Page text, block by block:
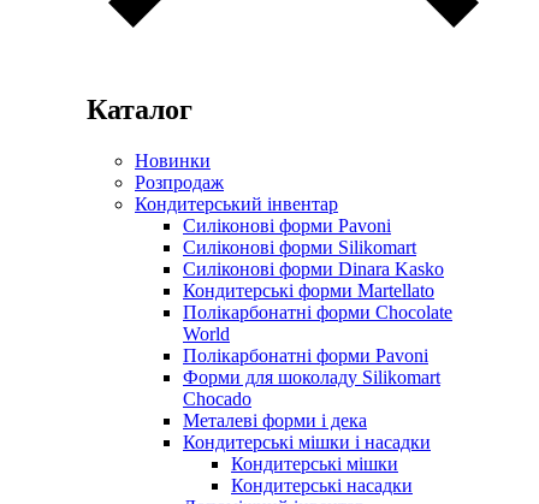
Каталог
Новинки
Розпродаж
Кондитерський інвентар
Силіконові форми Pavoni
Силіконові форми Silikomart
Силіконові форми Dinara Kasko
Кондитерські форми Martellato
Полікарбонатні форми Chocolate
World
Полікарбонатні форми Pavoni
Форми для шоколаду Silikomart
Chocado
Металеві форми і дека
Кондитерські мішки і насадки
Кондитерські мішки
Кондитерські насадки